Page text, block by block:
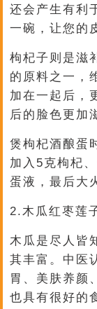
还会产生有利
一碗，让您的
枸杞子则是滋
的原料之一，
加在一起后，
后的脸色更加
煲枸杞酒酿蛋
加入5克枸杞
蛋液，最后大
2.木瓜红枣莲
木瓜是尽人皆
其丰富。中医
胃、美肤养颜
也具有很好的